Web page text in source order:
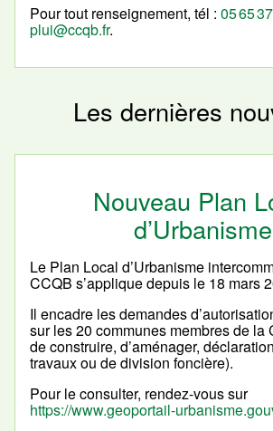
Pour tout renseignement, tél : 05 65
plui@ccqb.fr.
Les dernières
Nouveau Plan
d’Urbanisme
Le Plan Local d’Urbanisme
CCQB s’applique depuis le 18 mars
Il encadre les demandes
sur les 20 communes membres de la
de construire, d’aménager,
travaux ou de division foncière).
Pour le consulter, rendez-vous sur
https://www.geoportail-